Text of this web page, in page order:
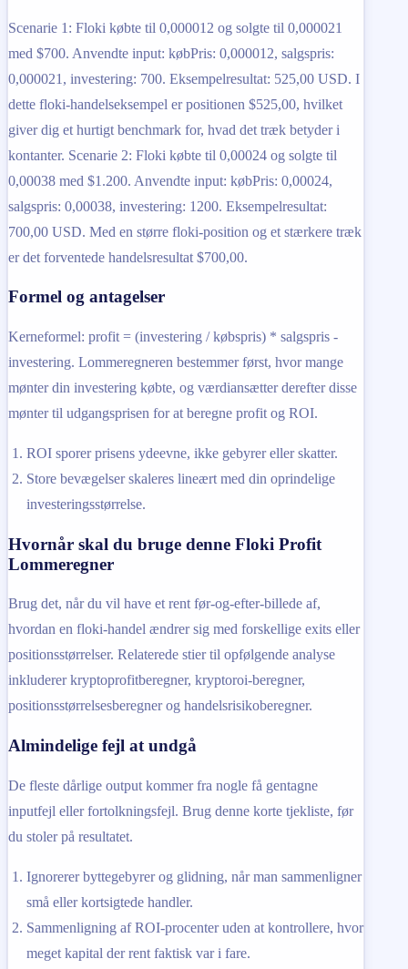
Scenarie 1: Floki købte til 0,000012 og solgte til 0,000021
med $700. Anvendte input: købPris: 0,000012, salgspris:
0,000021, investering: 700. Eksempelresultat: 525,00 USD. I
dette floki-handelseksempel er positionen $525,00, hvilket
giver dig et hurtigt benchmark for, hvad det træk betyder i
kontanter. Scenarie 2: Floki købte til 0,00024 og solgte til
0,00038 med $1.200. Anvendte input: købPris: 0,00024,
salgspris: 0,00038, investering: 1200. Eksempelresultat:
700,00 USD. Med en større floki-position og et stærkere træk
er det forventede handelsresultat $700,00.
Formel og antagelser
Kerneformel: profit = (investering / købspris) * salgspris -
investering. Lommeregneren bestemmer først, hvor mange
mønter din investering købte, og værdiansætter derefter disse
mønter til udgangsprisen for at beregne profit og ROI.
ROI sporer prisens ydeevne, ikke gebyrer eller skatter.
Store bevægelser skaleres lineært med din oprindelige
investeringsstørrelse.
Hvornår skal du bruge denne Floki Profit
Lommeregner
Brug det, når du vil have et rent før-og-efter-billede af,
hvordan en floki-handel ændrer sig med forskellige exits eller
positionsstørrelser. Relaterede stier til opfølgende analyse
inkluderer kryptoprofitberegner, kryptoroi-beregner,
positionsstørrelsesberegner og handelsrisikoberegner.
Almindelige fejl at undgå
De fleste dårlige output kommer fra nogle få gentagne
inputfejl eller fortolkningsfejl. Brug denne korte tjekliste, før
du stoler på resultatet.
Ignorerer byttegebyrer og glidning, når man sammenligner
små eller kortsigtede handler.
Sammenligning af ROI-procenter uden at kontrollere, hvor
meget kapital der rent faktisk var i fare.